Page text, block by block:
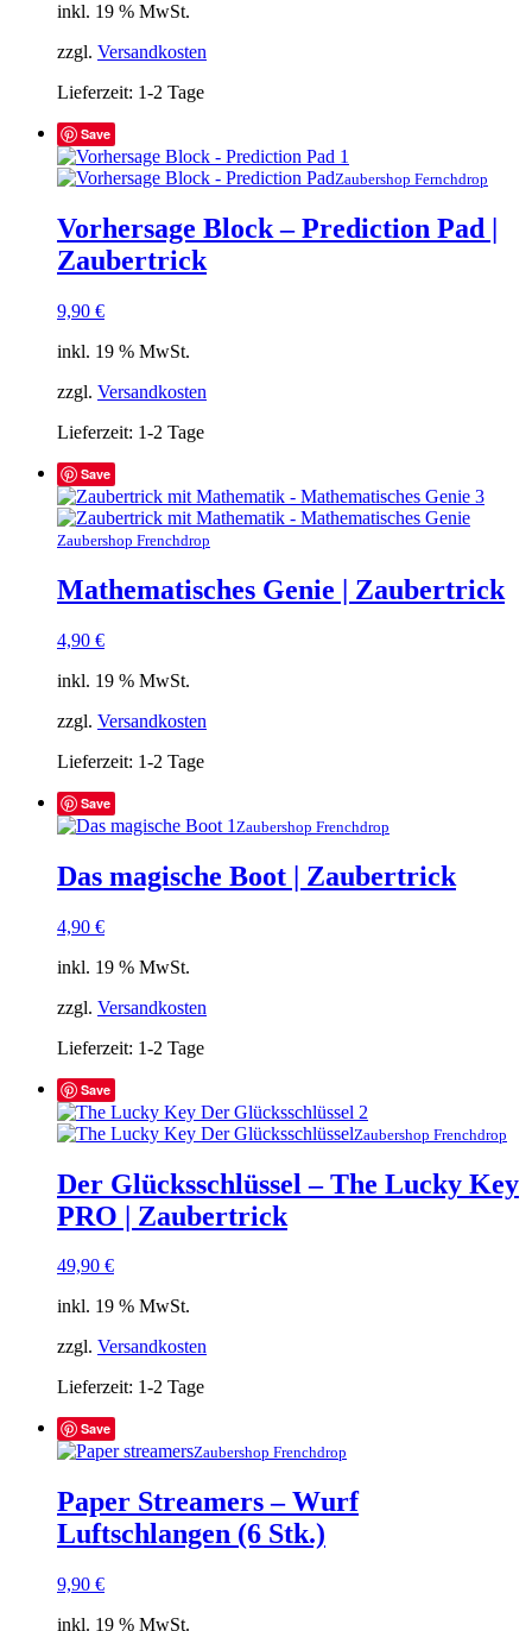
inkl. 19 % MwSt.
zzgl. Versandkosten
Lieferzeit: 1-2 Tage
Save
Zaubershop Fernchdrop
Vorhersage Block – Prediction Pad |
Zaubertrick
9,90 €
inkl. 19 % MwSt.
zzgl. Versandkosten
Lieferzeit: 1-2 Tage
Save
Zaubershop Frenchdrop
Mathematisches Genie | Zaubertrick
4,90 €
inkl. 19 % MwSt.
zzgl. Versandkosten
Lieferzeit: 1-2 Tage
Save
Zaubershop Frenchdrop
Das magische Boot | Zaubertrick
4,90 €
inkl. 19 % MwSt.
zzgl. Versandkosten
Lieferzeit: 1-2 Tage
Save
Zaubershop Frenchdrop
Der Glücksschlüssel – The Lucky Key
PRO | Zaubertrick
49,90 €
inkl. 19 % MwSt.
zzgl. Versandkosten
Lieferzeit: 1-2 Tage
Save
Zaubershop Frenchdrop
Paper Streamers – Wurf
Luftschlangen (6 Stk.)
9,90 €
inkl. 19 % MwSt.